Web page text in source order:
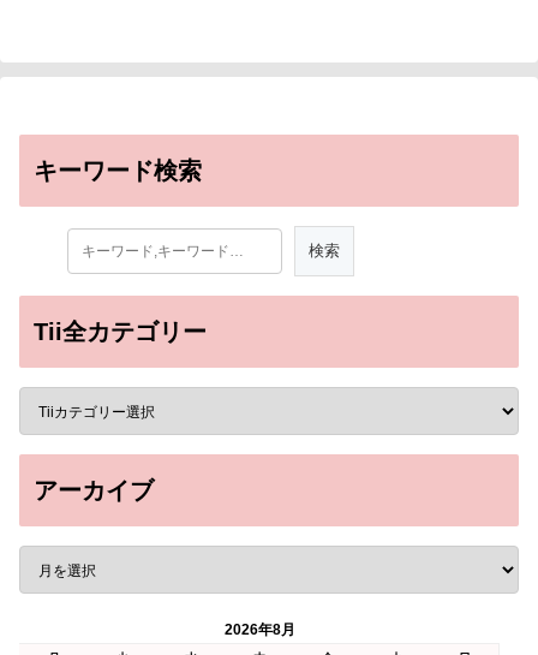
キーワード検索
Tii全カテゴリー
アーカイブ
2026年8月